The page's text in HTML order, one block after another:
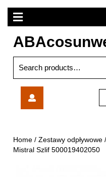
Skip
content
Open
Menu
for:
50Cm
Mistral
Home /Zestawy odpływowe
Mistral Szlif 500019402050